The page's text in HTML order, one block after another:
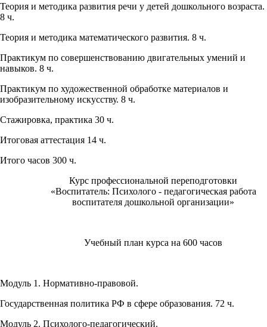
Теория и методика развития речи у детей дошкольного возраста.
8 ч.
Теория и методика математического развития. 8 ч.
Практикум по совершенствованию двигательных умений и
навыков. 8 ч.
Практикум по художественной обработке материалов и
изобразительному искусству. 8 ч.
Стажировка, практика 30 ч.
Итоговая аттестация 14 ч.
Итого часов 300 ч.
Курс профессиональной переподготовки
«Воспитатель: Психолого - педагогическая работа
воспитателя дошкольной организации»
Учебный план курса на 600 часов
Модуль 1. Нормативно-правовой.
Государственная политика РФ в сфере образования. 72 ч.
Модуль 2. Психолого-педагогический.